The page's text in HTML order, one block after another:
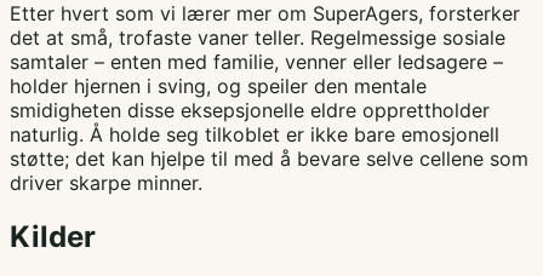
Etter hvert som vi lærer mer om SuperAgers, forsterker
det at små, trofaste vaner teller. Regelmessige sosiale
samtaler – enten med familie, venner eller ledsagere –
holder hjernen i sving, og speiler den mentale
smidigheten disse eksepsjonelle eldre opprettholder
naturlig. Å holde seg tilkoblet er ikke bare emosjonell
støtte; det kan hjelpe til med å bevare selve cellene som
driver skarpe minner.
Kilder